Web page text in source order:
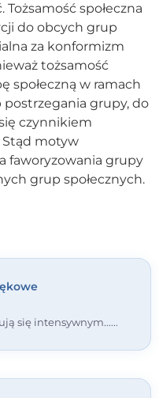
społeczna
do obcych grup
za konformizm
tożsamość
społeczną w ramach
grupy, do
czynnikiem
Stąd motyw
faworyzowania grupy
grup społecznych.
się intensywnym...